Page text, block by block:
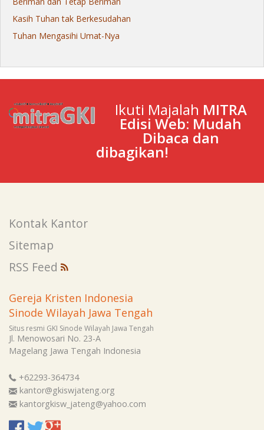
Kasih Tuhan tak Berkesudahan
Tuhan Mengasihi Umat-Nya
Ikuti Majalah MITRA
Edisi Web: Mudah
Dibaca dan
dibagikan!
Kontak Kantor
Sitemap
RSS Feed
Gereja Kristen Indonesia
Sinode Wilayah Jawa Tengah
Situs resmi GKI Sinode Wilayah Jawa Tengah
Jl. Menowosari No. 23-A
Magelang Jawa Tengah Indonesia
+62293-364734
kantor@gkiswjateng.org
kantorgkisw_jateng@yahoo.com